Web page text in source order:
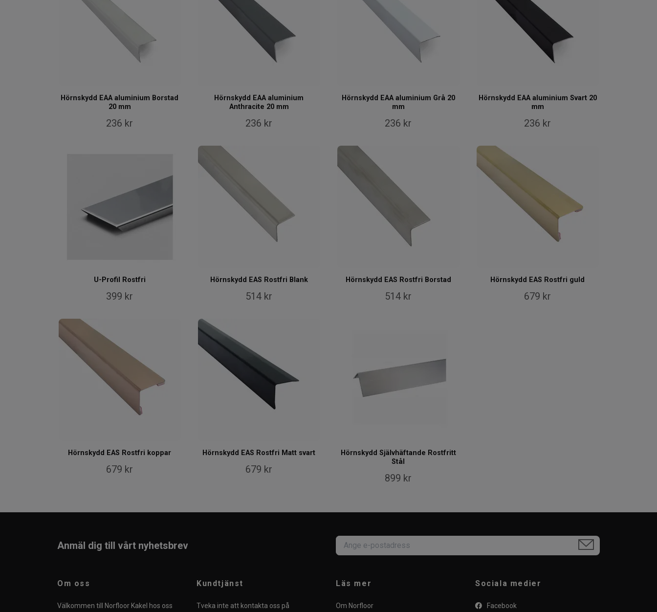
Hörnskydd EAA aluminium Borstad
20 mm
236 kr
Hörnskydd EAA aluminium
Anthracite 20 mm
236 kr
Hörnskydd EAA aluminium Grå 20
mm
236 kr
Hörnskydd EAA aluminium Svart 20
mm
236 kr
U-Profil Rostfri
399 kr
Hörnskydd EAS Rostfri Blank
514 kr
Hörnskydd EAS Rostfri Borstad
514 kr
Hörnskydd EAS Rostfri guld
679 kr
Hörnskydd EAS Rostfri koppar
679 kr
Hörnskydd EAS Rostfri Matt svart
679 kr
Hörnskydd Självhäftande Rostfritt
Stål
899 kr
Anmäl dig till vårt nyhetsbrev
Om oss
Välkommen till Norfloor Kakel hos oss
Kundtjänst
Tveka inte att kontakta oss på
Läs mer
Om Norfloor
Sociala medier
Facebook